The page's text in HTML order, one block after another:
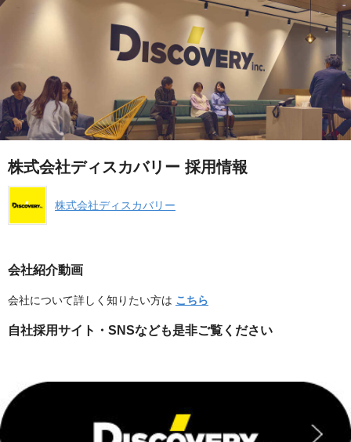
株式会社ディスカバリー 採用情報
株式会社ディスカバリー
会社紹介動画
会社について詳しく知りたい方は こちら
自社採用サイト・SNSなども是非ご覧ください